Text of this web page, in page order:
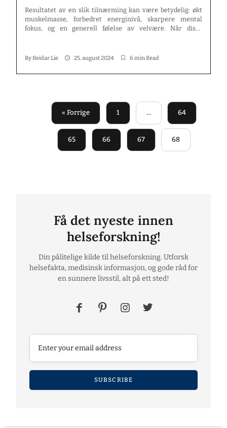
Resultatet av en slik tilnærming kan være betydelig: økt
muskelmasse, forbedret energinivå, skarpere mental
fokus, og en generell følelse av velvære. Når disse
opprettholde og øke testosteronnivået naturlig. Hva er
ByReidar Lie 25. august 2024 6 min Read
« Forrige 1 … 64
65 66 67 68
Få det nyeste innen
helseforskning!
Din pålitelige kilde til helseforskning. Utforsk
helsefakta, medisinsk informasjon, og gode råd for
en sunnere livsstil, alt på ett sted!